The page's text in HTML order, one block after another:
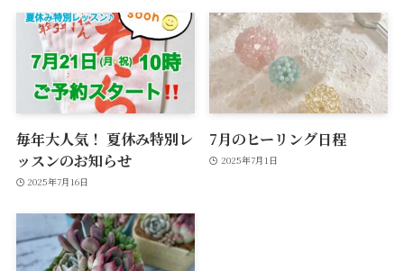
毎年大人気！ 夏休み特別レ
ッスンのお知らせ
2025年7月16日
7月のヒーリング日程
2025年7月1日